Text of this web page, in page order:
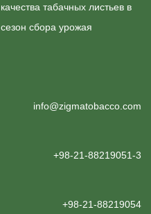
качества табачных листьев в
сезон сбора урожая
info@zigmatobacco.com
+98-21-88219051-3
+98-21-88219054